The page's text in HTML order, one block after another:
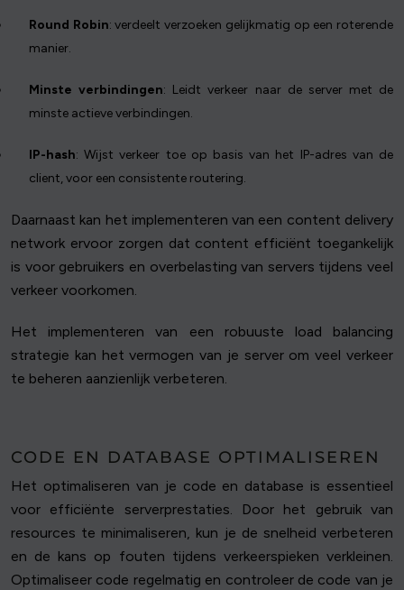
Round Robin: verdeelt verzoeken gelijkmatig op een roterende
manier.
Minste verbindingen: Leidt verkeer naar de server met de
minste actieve verbindingen.
IP-hash: Wijst verkeer toe op basis van het IP-adres van de
client, voor een consistente routering.
Daarnaast kan het implementeren van een content delivery
network ervoor zorgen dat content efficiënt toegankelijk
is voor gebruikers en overbelasting van servers tijdens veel
verkeer voorkomen.
Het implementeren van een robuuste load balancing
strategie kan het vermogen van je server om veel verkeer
te beheren aanzienlijk verbeteren.
CODE EN DATABASE OPTIMALISEREN
Het optimaliseren van je code en database is essentieel
voor efficiënte serverprestaties. Door het gebruik van
resources te minimaliseren, kun je de snelheid verbeteren
en de kans op fouten tijdens verkeerspieken verkleinen.
Optimaliseer code regelmatig en controleer de code van je